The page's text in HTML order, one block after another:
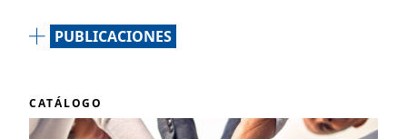
PUBLICACIONES
CATÁLOGO